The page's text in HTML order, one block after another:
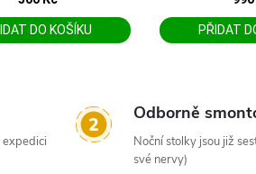
Odborně
Noční stolky jsou již
své nervy)